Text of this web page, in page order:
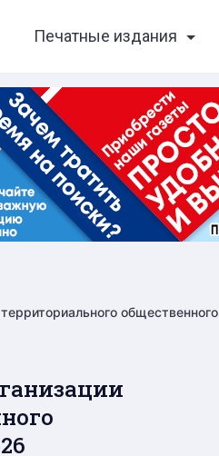
Печатные издания
общественного